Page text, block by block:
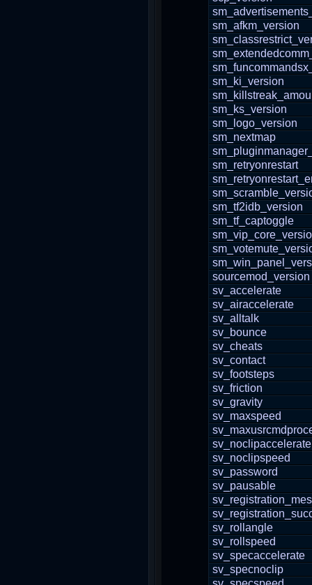
sm_afkm_version
sm_ki_version
sm_ks_version
sm_logo_version
sm_nextmap
sm_retryonrestart
sm_tf2idb_version
sm_tf_captoggle
sourcemod_version
sv_accelerate
sv_airaccelerate
sv_alltalk
sv_bounce
sv_cheats
sv_contact
sv_footsteps
sv_friction
sv_gravity
sv_maxspeed
sv_noclipaccelerate
sv_noclipspeed
sv_password
sv_pausable
sv_rollangle
sv_rollspeed
sv_specaccelerate
sv_specnoclip